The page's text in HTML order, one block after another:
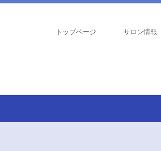
トップページ サロン情報